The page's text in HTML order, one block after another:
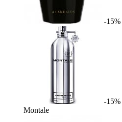
-15%
-15%
Montale